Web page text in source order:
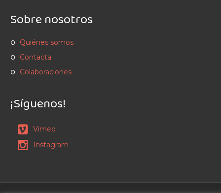
Sobre nosotros
Quiénes somos
Contacta
Colaboraciones
¡Síguenos!
Vimeo
Instagram